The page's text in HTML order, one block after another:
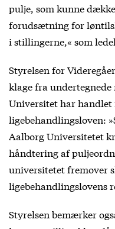
pulje, som kunne
forudsætning for
i stillingerne,« som
Styrelsen for
klage fra
Universitet har handlet
ligebehandlingsloven:
Aalborg Universitetet
håndtering af
universitetet fremover
ligebehandlingslovens
Styrelsen bemærker